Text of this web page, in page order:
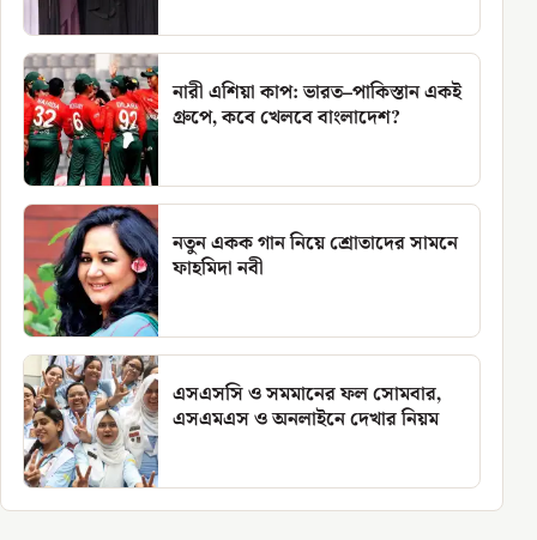
নারী এশিয়া কাপ: ভারত–পাকিস্তান একই
গ্রুপে, কবে খেলবে বাংলাদেশ?
নতুন একক গান নিয়ে শ্রোতাদের সামনে
ফাহমিদা নবী
এসএসসি ও সমমানের ফল সোমবার,
এসএমএস ও অনলাইনে দেখার নিয়ম